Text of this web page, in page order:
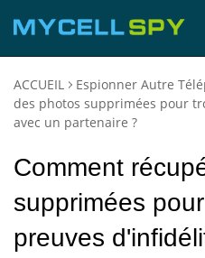
ACCUEIL Espionner Autre
des photos supprimées pour
avec un partenaire ?
Comment
supprimées
preuves